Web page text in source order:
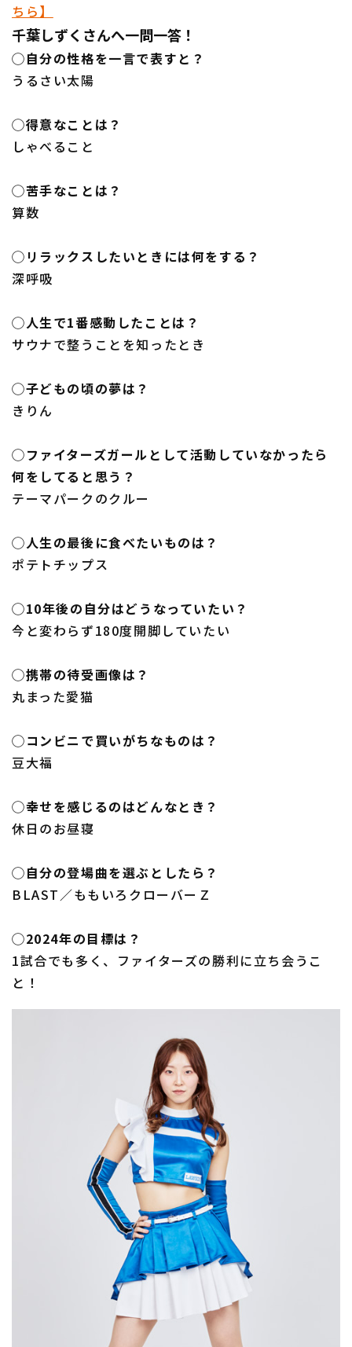
利用規約
運営会社 （別ウィンドウで開く） よくある質問
特定商取引法の表示
ちら】
千葉しずくさんへ一問一答！
◯自分の性格を一言で表すと？
うるさい太陽
◯得意なことは？
しゃべること
◯苦手なことは？
算数
◯リラックスしたいときには何をする？
深呼吸
◯人生で1番感動したことは？
サウナで整うことを知ったとき
◯子どもの頃の夢は？
きりん
◯ファイターズガールとして活動していなかったら
何をしてると思う？
テーマパークのクルー
◯人生の最後に食べたいものは？
ポテトチップス
◯10年後の自分はどうなっていたい？
今と変わらず180度開脚していたい
◯携帯の待受画像は？
丸まった愛猫
◯コンビニで買いがちなものは？
豆大福
◯幸せを感じるのはどんなとき？
休日のお昼寝
◯自分の登場曲を選ぶとしたら？
BLAST／ももいろクローバーＺ
◯2024年の目標は？
1試合でも多く、ファイターズの勝利に立ち会うこ
と！